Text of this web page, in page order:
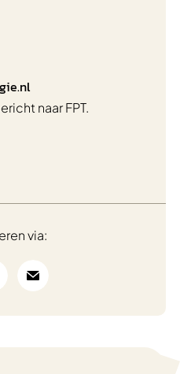
naar FPT.
via: